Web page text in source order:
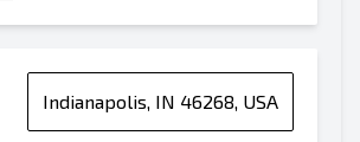
Indianapolis, IN 46268, USA